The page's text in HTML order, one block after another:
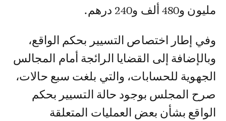
مليون و480 ألف و240 درهم.
وفي إطار اختصاص التسيير بحكم الواقع،
وبالإضافة إلى القضايا الرائجة أمام المجالس
الجهوية للحسابات، والتي بلغت سبع حالات،
صرح المجلس بوجود حالة التسيير بحكم
الواقع بشأن بعض العمليات المتعلقة